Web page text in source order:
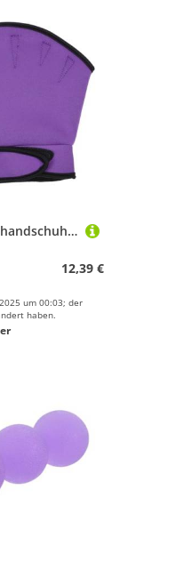
ibasenice Schwimmhandschuhe Wasserhandschuhe mit Widerstandstraining Schutz für Damen und Herren Verbesserte Schwimmhilfen zum Muskeltonen und Handverletzungsschutz Beim Tauchen Lila
12,39 €
um 00:03; der
haben.